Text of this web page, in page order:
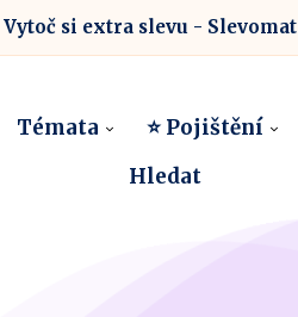
Vytoč si extra slevu - Slevomat
Témata ⭐ Pojištění
Hledat